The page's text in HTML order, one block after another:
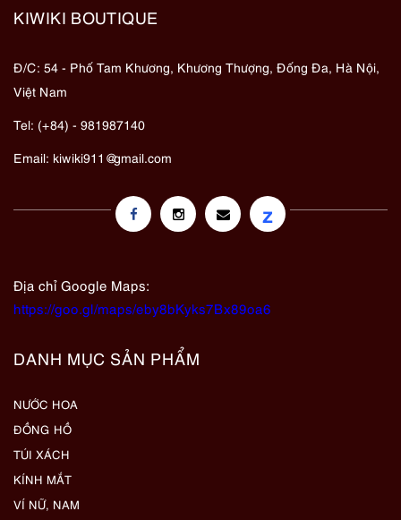
KIWIKI BOUTIQUE
Đ/C: 54 - Phố Tam Khương, Khương Thượng, Đống Đa, Hà Nội,
Việt Nam
Tel: (+84) - 981987140
Email: kiwiki911@gmail.com
z
Địa chỉ Google Maps:
https://goo.gl/maps/eby8bKyks7Bx89oa6
DANH MỤC SẢN PHẨM
NƯỚC HOA
ĐỒNG HỒ
TÚI XÁCH
KÍNH MẮT
VÍ NỮ, NAM